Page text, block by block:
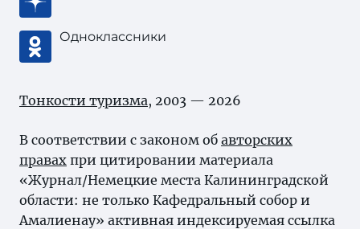
Одноклассники
Тонкости туризма, 2003 — 2026
В соответствии с законом об авторских
правах при цитировании материала
«Журнал/Немецкие места Калининградской
области: не только Кафедральный собор и
Амалиенау» активная индексируемая ссылка